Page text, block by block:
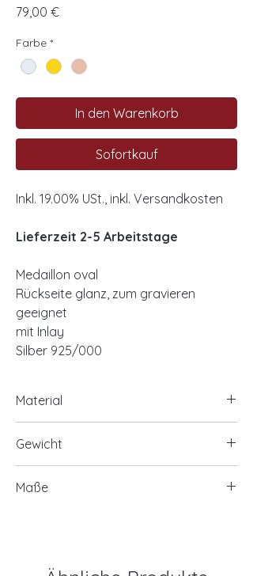
79,00 €Preis
Farbe *
In den Warenkorb
Sofortkauf
Inkl. 19.00% USt., inkl. Versandkosten
Lieferzeit 2-5 Arbeitstage
Medaillon oval
Rückseite glanz, zum gravieren
geeignet
mit Inlay
Silber 925/000
Material
optional 925/- Silber, vergoldet
optional 925/- Silber, rosé vergoldet
Gewicht
Maße